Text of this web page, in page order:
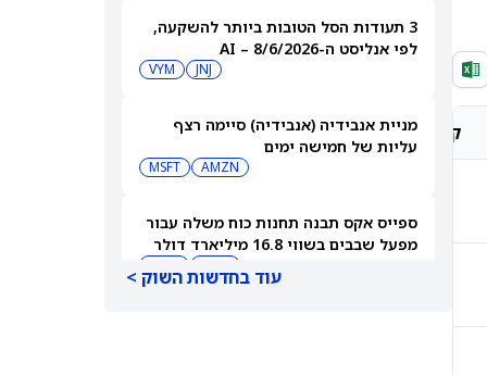
קונצנזוס אנליסטים מחיר יעד אנליסטים
$333.18
3 תעודות הסל הטובות ביותר להשקעה,
לפי אנליסט ה-AI – 8/6/2026
JNJ
VYM
מניית אנבידיה (אנבידיה) סיימה רצף
עליות של חמישה ימים
AMZN
MSFT
ספייס אקס תבנה תחנות כוח משלה עבור
מפעל שבבים בשווי 16.8 מיליארד דולר
עוד בחדשות השוק >